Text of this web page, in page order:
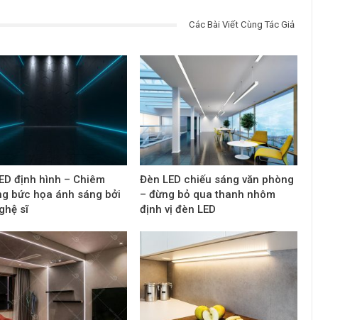
Các Bài Viết Cùng Tác Giả
định hình – Chiêm
bức họa ánh sáng bởi
sĩ
Đèn LED chiếu sáng văn phòng
– đừng bỏ qua thanh nhôm
định vị đèn LED